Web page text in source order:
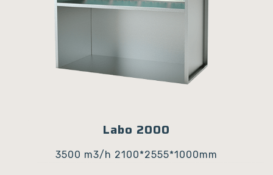
Labo 2000
3500 m3/h 2100*2555*1000mm